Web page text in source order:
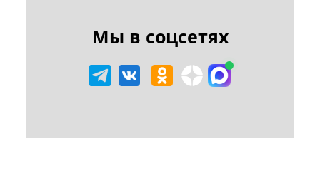
Мы в соцсетях